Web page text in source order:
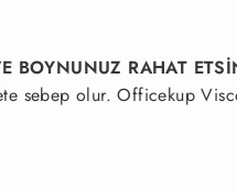
BOYNUNUZ RAHAT
sebep olur. Officekup